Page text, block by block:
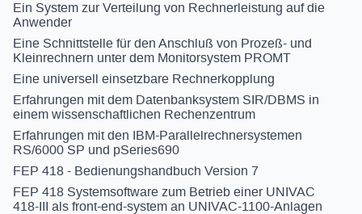
Ein System zur Verteilung von Rechnerleistung auf die
Anwender
Eine Schnittstelle für den Anschluß von Prozeß- und
Kleinrechnern unter dem Monitorsystem PROMT
Eine universell einsetzbare Rechnerkopplung
Erfahrungen mit dem Datenbanksystem SIR/DBMS in
einem wissenschaftlichen Rechenzentrum
Erfahrungen mit den IBM-Parallelrechnersystemen
RS/6000 SP und pSeries690
FEP 418 - Bedienungshandbuch Version 7
FEP 418 Systemsoftware zum Betrieb einer UNIVAC
418-III als front-end-system an UNIVAC-1100-Anlagen